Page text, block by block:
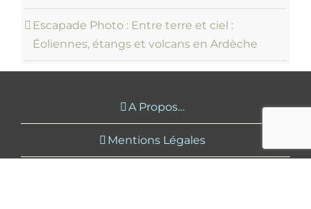
Escapade Photo : Entre terre et ciel :
Éoliennes, étangs et volcans en Ardèche
A Propos…
Mentions Légales